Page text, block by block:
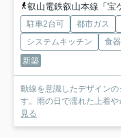
叡山電鉄叡山本線「宝
駐車2台可 都市ガス
システムキッチン
食
新築
動線を意識したデザイン
す。雨の日で濡れた上着
見る